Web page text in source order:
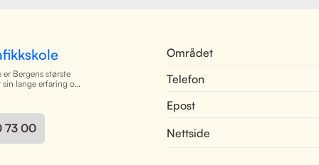
er Bergens største
lange erfaring og
kjørelærere
et trygt og vennlig
sentrum,
Centrum hele
73 00
Området
Telefon
Epost
Nettside